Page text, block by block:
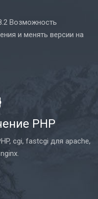
Возможность
и менять версии на
PHP
cgi, fastcgi для apache,